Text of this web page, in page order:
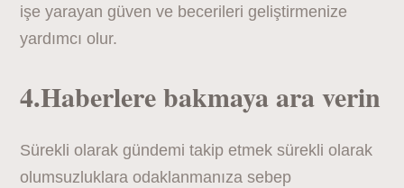
işe yarayan güven ve becerileri geliştirmenize
yardımcı olur.
4.Haberlere bakmaya ara verin
Sürekli olarak gündemi takip etmek sürekli olarak
olumsuzluklara odaklanmanıza sebep